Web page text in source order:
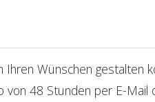
Ihren Wünschen gestalten
von 48 Stunden per E-